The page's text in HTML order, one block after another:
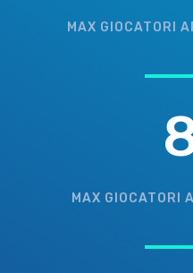
MAX GIOCATORI
MAX GIOCATORI